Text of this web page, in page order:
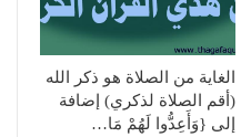
الغاية من الصلاة هو ذكر الله
(أقم الصلاة لذكري) إضافة
إلى {وَأَعِدُّوا لَهُمْ مَا…